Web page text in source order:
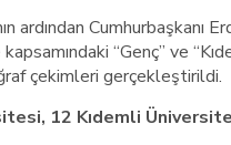
ardından Cumhurbaşkanı
kapsamındaki “Genç” ve
çekimleri gerçekleştirildi.
12 Kıdemli